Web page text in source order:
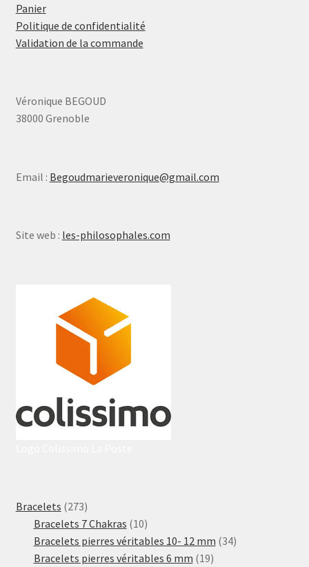
Panier
Politique de confidentialité
Validation de la commande
Véronique BEGOUD
38000 Grenoble
Email : Begoudmarieveronique@gmail.com
Site web : les-philosophales.com
Bracelets 273273
produits
Bracelets 7 Chakras 1010
produits
Bracelets pierres véritables 10- 12 mm 3434
Bracelets pierres véritables 6 mm 1919